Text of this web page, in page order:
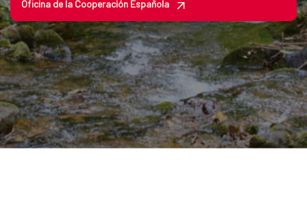
Oficina de la Cooperación Española